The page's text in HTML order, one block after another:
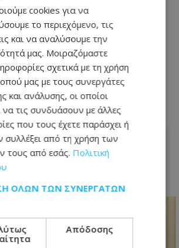
Σταμάτησε live της λόγω
υγείας – «Ένα μεγάλο
καρδιάς…»
cookies για να
το περιεχόμενο, τις
και να αναλύσουμε την
μας. Μοιραζόμαστε
σχετικά με τη χρήση
μας με τους συνεργάτες
και ανάλυσης, οι οποίοι
να τις συνδυάσουν με άλλες
που τους έχετε παράσχει ή
συλλέξει από τη χρήση των
τους από εσάς. Πολιτική
ΌΛΩΝ ΤΩΝ ΣΥΝΕΡΓΑΤΏΝ
Απόδοσης